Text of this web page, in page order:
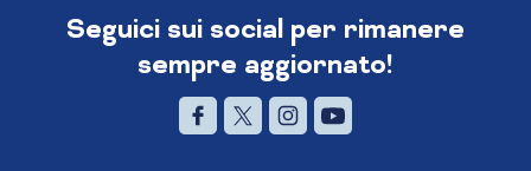
Seguici sui social per rimanere
sempre aggiornato!